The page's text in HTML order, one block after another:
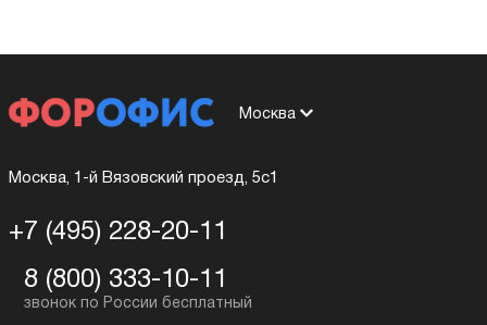
Москва
Москва, 1-й Вязовский проезд, 5с1
+7 (495) 228-20-11
8 (800) 333-10-11